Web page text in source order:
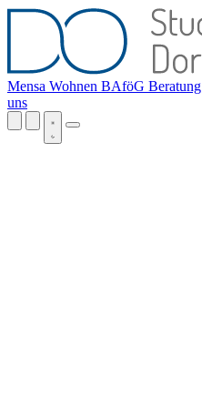
Mensa Wohnen BAföG Beratung
uns